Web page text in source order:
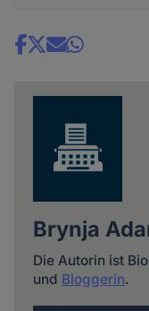
Share
Brynja
Die Autorin ist
und Bloggerin.